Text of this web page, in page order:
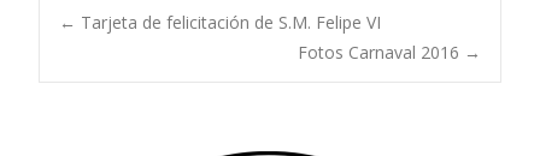
Navegación
← Tarjeta de felicitación de S.M. Felipe VI
Fotos Carnaval 2016 →